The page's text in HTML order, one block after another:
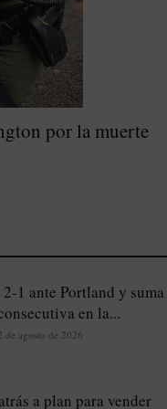
por la muerte
2-1 ante Portland y suma
en la...
de agosto de 2026
a plan para vender